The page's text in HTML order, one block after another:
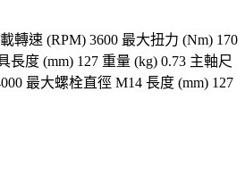
轉速 (RPM) 3600 最大扭力 (Nm) 170
長度 (mm) 127 重量 (kg) 0.73 主軸尺
最大螺栓直徑 M14 長度 (mm) 127